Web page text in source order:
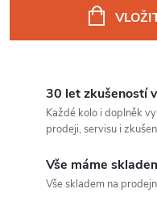
30 let zkušeností
Každé kolo i doplněk
prodeji, servisu i
Vše máme
Vše skladem na